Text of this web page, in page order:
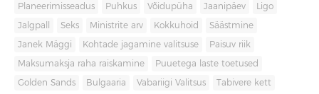
Planeerimisseadus Puhkus Võidupüha Jaanipäev Ligo
Jalgpall Seks Ministrite arv Kokkuhoid Säästmine
Janek Mäggi Kohtade jagamine valitsuse Paisuv riik
Maksumaksja raha raiskamine Puuetega laste toetused
Golden Sands Bulgaaria Vabariigi Valitsus Tabivere kett